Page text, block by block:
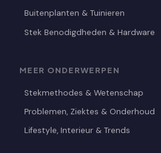
Buitenplanten & Tuinieren
Stek Benodigdheden & Hardware
MEER ONDERWERPEN
Stekmethodes & Wetenschap
Problemen, Ziektes & Onderhoud
Lifestyle, Interieur & Trends